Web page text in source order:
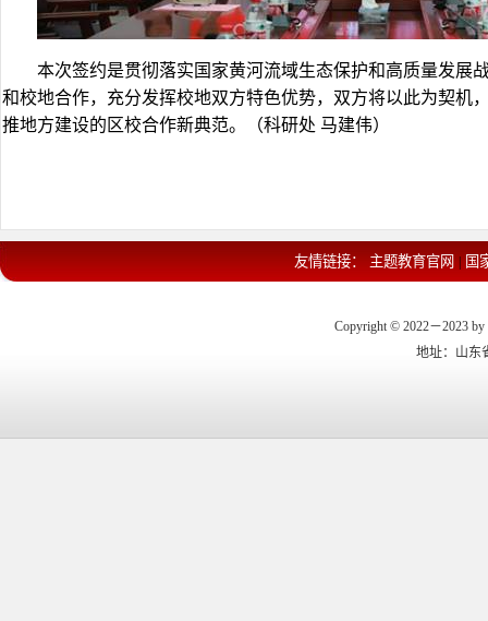
本次签约是贯彻落实国家黄河流域生态保护和高质量发展
和校地合作，充分发挥校地双方特色优势，双方将以此为契机
推地方建设的区校合作新典范。（科研处 马建伟）
友情链接： 主题教育官网 国
Copyright © 2022－2023 by
地址：山东